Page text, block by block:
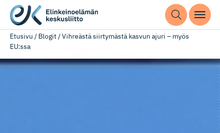
Etusivu / Blogit/Vihreästä siirtymästä kasvun ajuri – myös
EU:ssa